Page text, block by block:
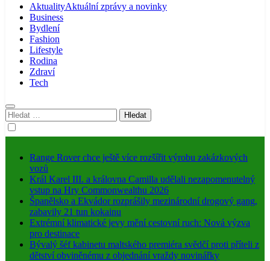
AktualityAktuální zprávy a novinky
Business
Bydlení
Fashion
Lifestyle
Rodina
Zdraví
Tech
Vyhledávání
Range Rover chce ještě více rozšířit výrobu zakázkových
vozů
Král Karel III. a královna Camilla udělali nezapomenutelný
vstup na Hry Commonwealthu 2026
Španělsko a Ekvádor rozprášily mezinárodní drogový gang,
zabavily 21 tun kokainu
Extrémní klimatické jevy mění cestovní ruch: Nová výzva
pro destinace
Bývalý šéf kabinetu maltského premiéra svědčí proti příteli z
dětství obviněnému z objednání vraždy novinářky